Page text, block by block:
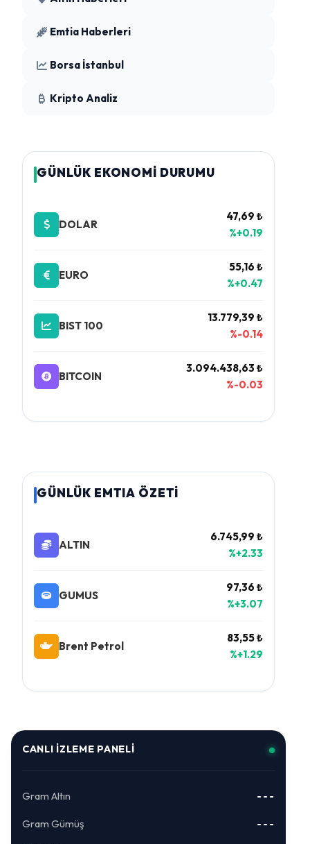
Emtia Haberleri
Borsa İstanbul
Kripto Analiz
GÜNLÜK EKONOMİ DURUMU
DOLAR
47,69 ₺
%+0.19
EURO
55,16 ₺
%+0.47
BIST 100
13.779,39 ₺
%-0.14
BITCOIN
3.094.438,63 ₺
%-0.03
GÜNLÜK EMTIA ÖZETİ
ALTIN
6.745,99 ₺
%+2.33
GUMUS
97,36 ₺
%+3.07
Brent Petrol
83,55 ₺
%+1.29
CANLI İZLEME PANELI
Gram Altın ---
Gram Gümüş ---